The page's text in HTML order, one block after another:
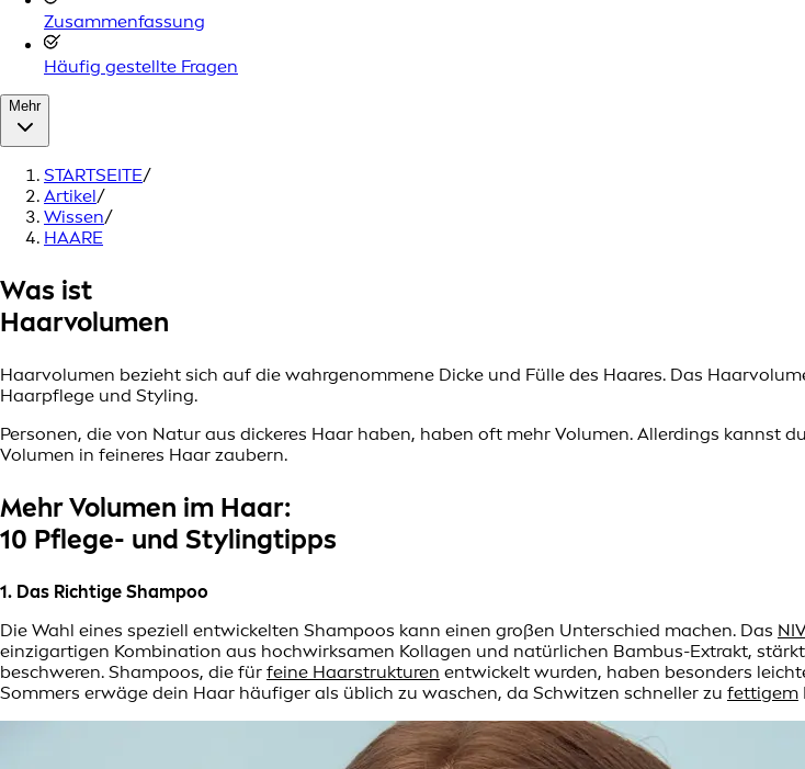
Zusammenfassung
Häufig gestellte Fragen
Mehr
STARTSEITE/
Artikel/
Wissen/
HAARE
Was ist
Haarvolumen
Haarvolumen bezieht sich auf die wahrgenommene Dicke und Fülle des Haares. Das
Haarpflege und Styling.
Personen, die von Natur aus dickeres Haar haben, haben oft mehr Volumen. Allerdings kannst
Volumen in feineres Haar zaubern.
Mehr Volumen im Haar:
10 Pflege- und Stylingtipps
1. Das Richtige Shampoo
Die Wahl eines speziell entwickelten Shampoos kann einen großen Unterschied machen. Das
einzigartigen Kombination aus hochwirksamen Kollagen und natürlichen Bambus-Extrakt,
beschweren. Shampoos, die für feine Haarstrukturen entwickelt wurden, haben besonders
Sommers erwäge dein Haar häufiger als üblich zu waschen, da Schwitzen schneller zu fettigem